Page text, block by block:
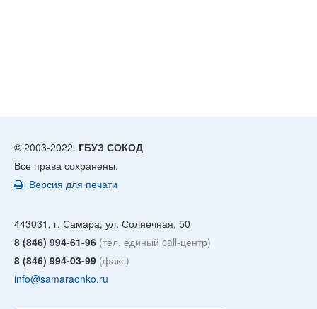
© 2003-2022. ГБУЗ СОКОД
Все права сохранены.
Версия для печати
443031, г. Самара, ул. Солнечная, 50
8 (846) 994-61-96 (тел. единый call-центр)
8 (846) 994-03-99 (факс)
info@samaraonko.ru